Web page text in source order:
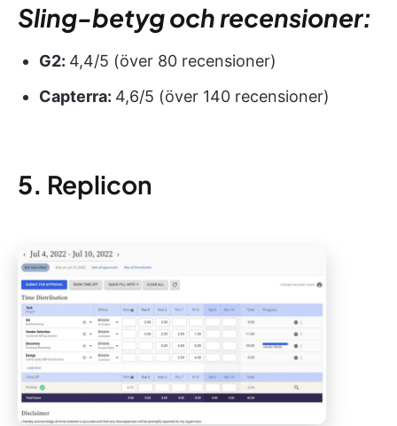
Sling-betyg och recensioner:
G2: 4,4/5 (över 80 recensioner)
Capterra: 4,6/5 (över 140 recensioner)
5. Replicon